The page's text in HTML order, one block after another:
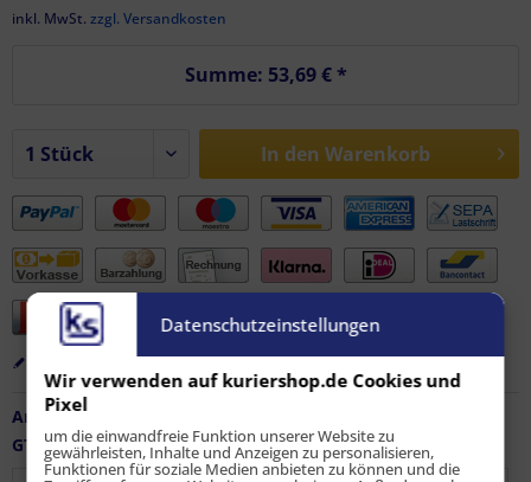
inkl. MwSt. zzgl. Versandkosten
Summe: 53,69 €*
In den Warenkorb
Bewerten Empfehlen
Artikel-Nr.:
GTIN / EAN:
9010486142959
Datenschutzeinstellungen
Wir verwenden auf kuriershop.de Cookies und
Pixel
um die einwandfreie Funktion unserer Website zu
gewährleisten, Inhalte und Anzeigen zu personalisieren,
Funktionen für soziale Medien anbieten zu können und die